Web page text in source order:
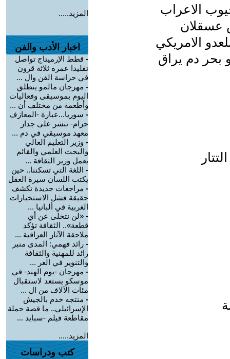
الاعراب
عسقلان
الامريكي
بحر دم يراق
المزيد.....
اخبار الأدب والفن
- قطط الإرميتاج تواصل
تقليدا عمره ثلاثة قرون
في حراسة الفن وال ...
- مهرجان مالمو ينطلق
اليوم بموسيقى وفعاليات
وأطعمة من مختلف أن ...
- سوريا...عبارة -المعازف
حرام- تنشر على جدار
معهد موسيقي في دم ...
- وزير التعليم العالي
والبحث العلمي والقائم
بعمل وزير الثقافة ...
- اللغة التي تسكننا.. حين
يكتب اللسان سيرة العقل
- مراجعات جديدة تكشف
حقيقة فشل الاستخبارات
الغربية في ألبانيا ...
- «لن نتخلى عن أي
قطعة».. الثقافة تؤكد
ملاحقة الآثار العراقية ...
- رائد فهمي: المدى منبر
رائد للمهنية والثقافة
والتنوير في العر ...
- مهرجان -يوم الهند- في
موسكو يستعد لاستقبال
مئات الآلاف من ال ...
- منتجه خدم بالجيش
الإسرائيلي.. ما قصة حملة
مقاطعة فيلم -سبايد ...
المزيد.....
كتب ودراسات